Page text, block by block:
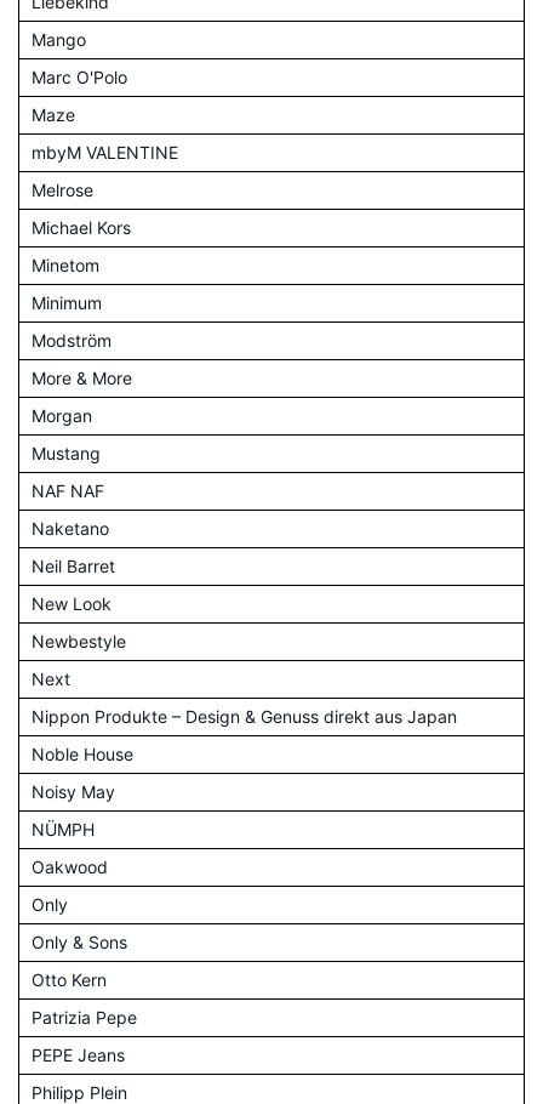
Mango
Marc O'Polo
Maze
mbyM VALENTINE
Melrose
Michael Kors
Minetom
Minimum
Modström
More & More
Morgan
Mustang
NAF NAF
Naketano
Neil Barret
New Look
Newbestyle
Next
Nippon Produkte – Design & Genuss direkt aus Japan
Noble House
Noisy May
NÜMPH
Oakwood
Only
Only & Sons
Otto Kern
Patrizia Pepe
PEPE Jeans
Philipp Plein